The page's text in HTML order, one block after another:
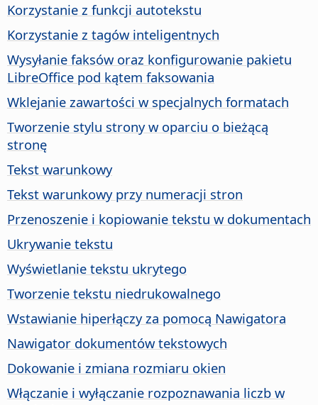
Korzystanie z funkcji autotekstu
Korzystanie z tagów inteligentnych
Wysyłanie faksów oraz konfigurowanie pakietu
LibreOffice pod kątem faksowania
Wklejanie zawartości w specjalnych formatach
Tworzenie stylu strony w oparciu o bieżącą
stronę
Tekst warunkowy
Tekst warunkowy przy numeracji stron
Przenoszenie i kopiowanie tekstu w dokumentach
Ukrywanie tekstu
Wyświetlanie tekstu ukrytego
Tworzenie tekstu niedrukowalnego
Wstawianie hiperłączy za pomocą Nawigatora
Nawigator dokumentów tekstowych
Dokowanie i zmiana rozmiaru okien
Włączanie i wyłączanie rozpoznawania liczb w